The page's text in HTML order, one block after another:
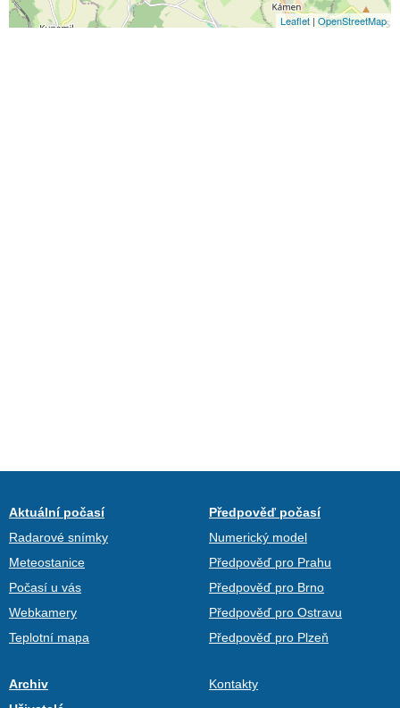
Leaflet |OpenStreetMap
Aktuální počasí
Radarové snímky
Meteostanice
Počasí u vás
Webkamery
Teplotní mapa
Předpověď počasí
Numerický model
Předpověď pro Prahu
Předpověď pro Brno
Předpověď pro Ostravu
Předpověď pro Plzeň
Archiv
Kontakty